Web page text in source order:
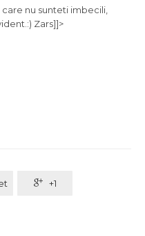
nu sunteti imbecili,
Zars]]>
 +1